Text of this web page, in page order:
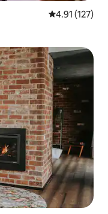
평점 4.91점(5
4.91 (127)